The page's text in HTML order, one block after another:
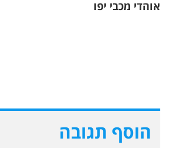
אוהדי מכבי יפו
הוסף תגובה